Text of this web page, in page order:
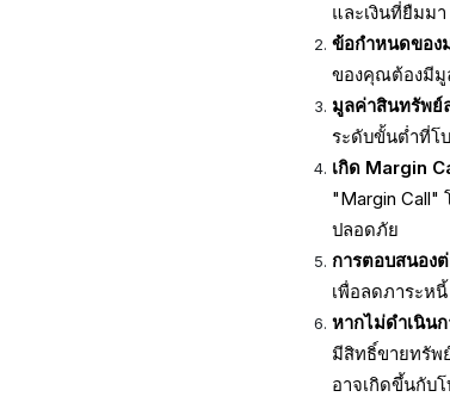
และเงินที่ยืมม
ข้อกำหนดของ
ของคุณต้องมีมู
มูลค่าสินทรัพย์
ระดับขั้นต่ำที่โ
เกิด Margin
"Margin Call"
ปลอดภัย
การตอบสนอง
เพื่อลดภาระห
หากไม่ดำเนิน
มีสิทธิ์ขายทรัพ
อาจเกิดขึ้นกับโ